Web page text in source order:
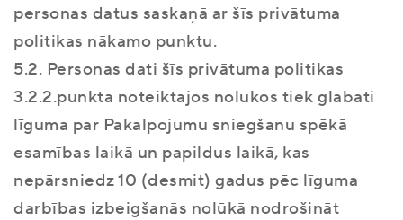
personas datus saskaņā ar šīs privātuma
politikas nākamo punktu.
5.2. Personas dati šīs privātuma politikas
3.2.2.punktā noteiktajos nolūkos tiek glabāti
līguma par Pakalpojumu sniegšanu spēkā
esamības laikā un papildus laikā, kas
nepārsniedz 10 (desmit) gadus pēc līguma
darbības izbeigšanās nolūkā nodrošināt